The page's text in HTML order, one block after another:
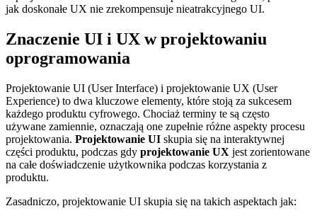
jak doskonałe UX nie ‍zrekompensuje⁣ nieatrakcyjnego‌ UI.
Znaczenie UI i UX⁤ w projektowaniu‌
oprogramowania
Projektowanie UI (User Interface) i projektowanie UX (User
Experience) to ‍dwa kluczowe elementy, które stoją za sukcesem
każdego produktu cyfrowego. ⁢Chociaż ⁢terminy te są ‍często
używane‌ zamiennie, oznaczają⁢ one zupełnie różne aspekty procesu
projektowania. Projektowanie UI skupia się na interaktywnej‍
części produktu, podczas gdy projektowanie UX jest zorientowane
na całe doświadczenie użytkownika podczas korzystania z
produktu.
Zasadniczo, projektowanie UI skupia⁣ się na takich⁢ aspektach‌ jak: